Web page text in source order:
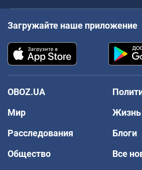
Загружайте наше приложение
OBOZ.UA
Мир
Жизнь
Расследования
Блоги
Общество
Все